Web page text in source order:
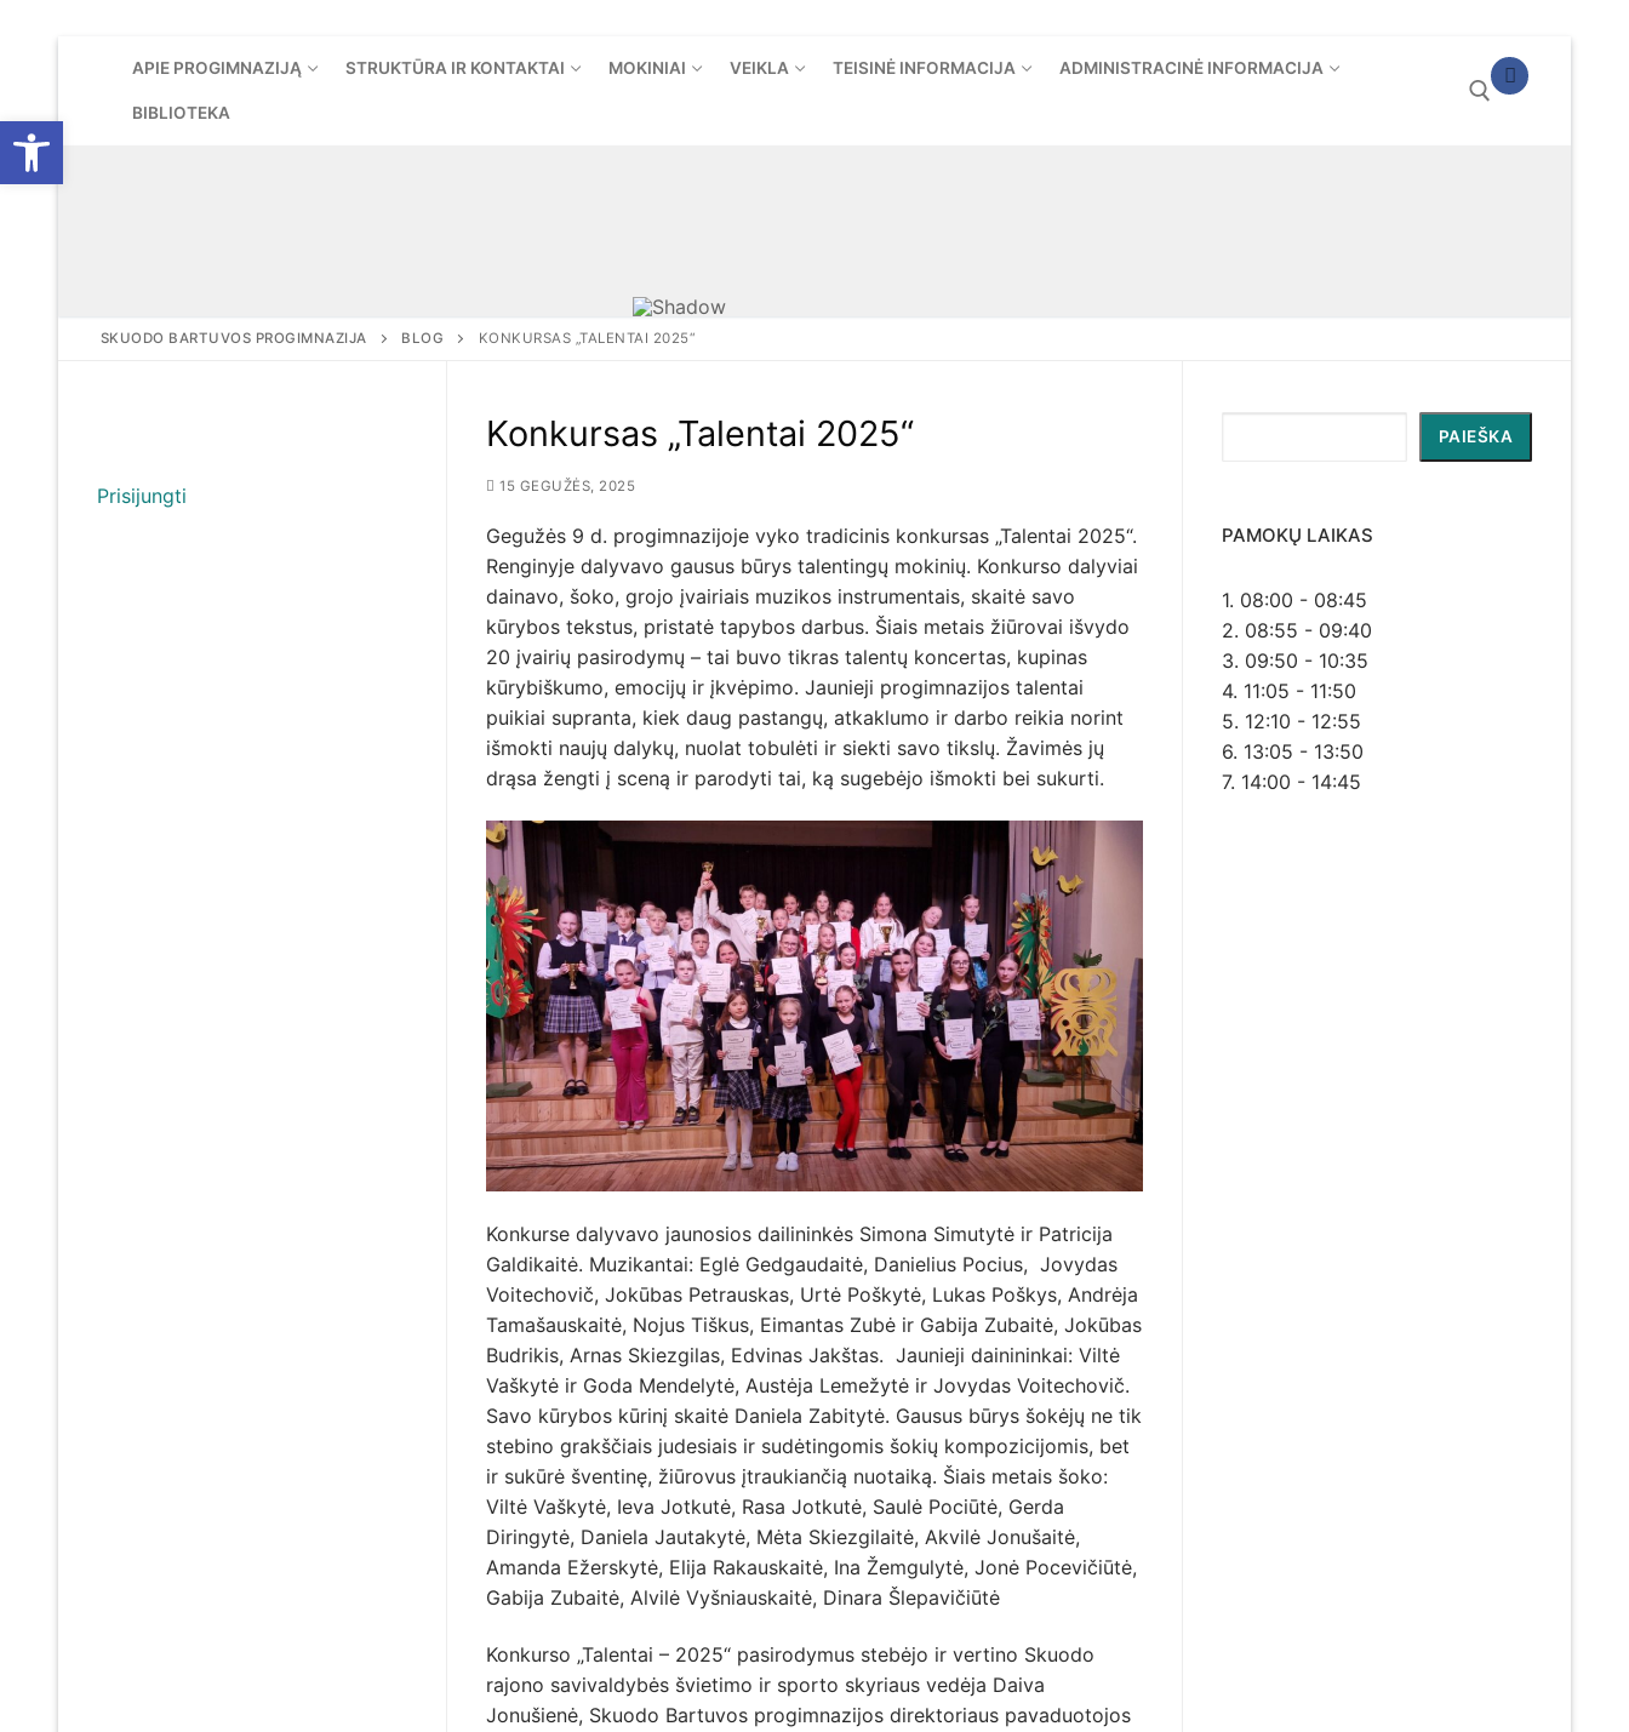
Open toolbar
APIE PROGIMNAZIJĄ STRUKTŪRA IR KONTAKTAI MOKINIAI VEIKLA TEISINĖ INFORMACIJA ADMINISTRACINĖ INFORMACIJA
BIBLIOTEKA
SKUODO BARTUVOS PROGIMNAZIJA BLOG KONKURSAS „TALENTAI 2025“
Konkursas „Talentai 2025“
15 GEGUŽĖS, 2025
Gegužės 9 d. progimnazijoje vyko tradicinis konkursas „Talentai 2025“.
Renginyje dalyvavo gausus būrys talentingų mokinių. Konkurso dalyviai
dainavo, šoko, grojo įvairiais muzikos instrumentais, skaitė savo
kūrybos tekstus, pristatė tapybos darbus. Šiais metais žiūrovai išvydo
20 įvairių pasirodymų – tai buvo tikras talentų koncertas, kupinas
kūrybiškumo, emocijų ir įkvėpimo. Jaunieji progimnazijos talentai
puikiai supranta, kiek daug pastangų, atkaklumo ir darbo reikia norint
išmokti naujų dalykų, nuolat tobulėti ir siekti savo tikslų. Žavimės jų
drąsa žengti į sceną ir parodyti tai, ką sugebėjo išmokti bei sukurti.
Konkurse dalyvavo jaunosios dailininkės Simona Simutytė ir Patricija
Galdikaitė. Muzikantai: Eglė Gedgaudaitė, Danielius Pocius, Jovydas
Voitechovič, Jokūbas Petrauskas, Urtė Poškytė, Lukas Poškys, Andrėja
Tamašauskaitė, Nojus Tiškus, Eimantas Zubė ir Gabija Zubaitė, Jokūbas
Budrikis, Arnas Skiezgilas, Edvinas Jakštas. Jaunieji dainininkai: Viltė
Vaškytė ir Goda Mendelytė, Austėja Lemežytė ir Jovydas Voitechovič.
Savo kūrybos kūrinį skaitė Daniela Zabitytė. Gausus būrys šokėjų ne tik
stebino grakščiais judesiais ir sudėtingomis šokių kompozicijomis, bet
ir sukūrė šventinę, žiūrovus įtraukiančią nuotaiką. Šiais metais šoko:
Viltė Vaškytė, Ieva Jotkutė, Rasa Jotkutė, Saulė Pociūtė, Gerda
Diringytė, Daniela Jautakytė, Mėta Skiezgilaitė, Akvilė Jonušaitė,
Amanda Ežerskytė, Elija Rakauskaitė, Ina Žemgulytė, Jonė Pocevičiūtė,
Gabija Zubaitė, Alvilė Vyšniauskaitė, Dinara Šlepavičiūtė
Konkurso „Talentai – 2025“ pasirodymus stebėjo ir vertino Skuodo
rajono savivaldybės švietimo ir sporto skyriaus vedėja Daiva
Jonušienė, Skuodo Bartuvos progimnazijos direktoriaus pavaduotojos
PAIEŠKA
PAMOKŲ LAIKAS
1. 08:00 - 08:45
2. 08:55 - 09:40
3. 09:50 - 10:35
4. 11:05 - 11:50
5. 12:10 - 12:55
6. 13:05 - 13:50
7. 14:00 - 14:45
Prisijungti